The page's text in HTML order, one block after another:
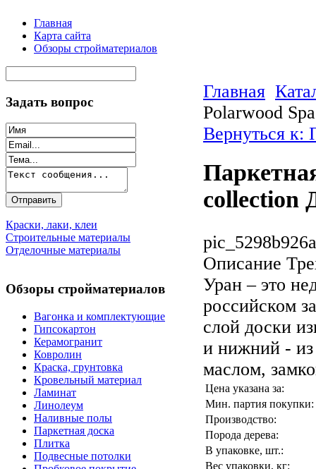
Главная
Карта сайта
Обзоры стройматериалов
Задать вопрос
Краски, лаки, клеи
Строительные материалы
Отделочные материалы
Обзоры стройматериалов
Вагонка и комплектующие
Гипсокартон
Керамогранит
Ковролин
Краска, грунтовка
Кровельный материал
Ламинат
Линолеум
Наливные полы
Паркетная доска
Плитка
Подвесные потолки
Главная
Polarwood
Вернуться к:
collection
Описание
Уран – это
российском
слой доски
и нижний - из
маслом,
Цена указана за:
Мин. партия покупки:
Производство:
Порода дерева:
В упаковке, шт.:
Вес упаковки, кг: